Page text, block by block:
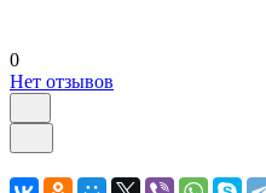
0
Нет отзывов